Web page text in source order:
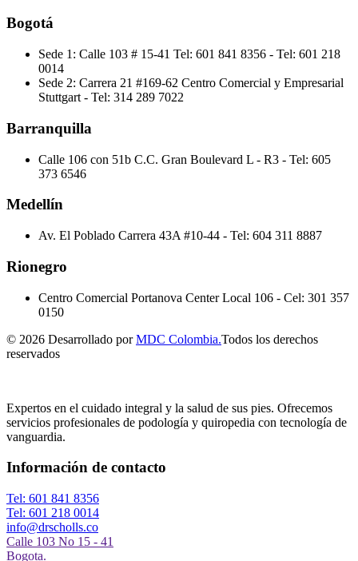
Bogotá
Sede 1: Calle 103 # 15-41 Tel: 601 841 8356 - Tel: 601 218
0014
Sede 2: Carrera 21 #169-62 Centro Comercial y Empresarial
Stuttgart - Tel: 314 289 7022
Barranquilla
Calle 106 con 51b C.C. Gran Boulevard L - R3 - Tel: 605
373 6546
Medellín
Av. El Poblado Carrera 43A #10-44 - Tel: 604 311 8887
Rionegro
Centro Comercial Portanova Center Local 106 - Cel: 301 357
0150
© 2026 Desarrollado porMDC Colombia.Todos los derechos
reservados
Expertos en el cuidado integral y la salud de sus pies. Ofrecemos
servicios profesionales de podología y quiropedia con tecnología de
vanguardia.
Información de contacto
Tel: 601 841 8356
Tel: 601 218 0014
info@drscholls.co
Calle 103 No 15 - 41
Bogota.